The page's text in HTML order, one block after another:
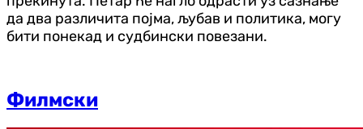
да два различита појма, љубав и политика, могу
бити понекад и судбински повезани.
Филмски